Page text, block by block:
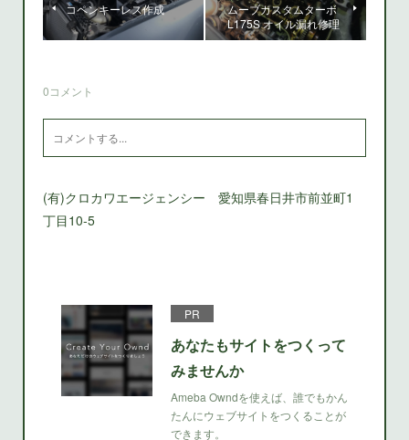
コペンキーレス作成
ムーブカスタムターボ
L175S オイル漏れ修理
0コメント
(有)クロカワエージェンシー 愛知県春日井市前並町1
丁目10-5
PR
あなたもサイトをつくって
みませんか
Ameba Owndを使えば、誰でもかん
たんにウェブサイトをつくることが
できます。